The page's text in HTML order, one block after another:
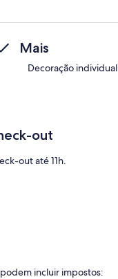
Mais
Decoração individual
out
out até 11h.
incluir impostos: